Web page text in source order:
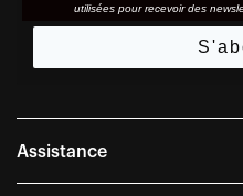
utilisées pour recevoir des
Assistance